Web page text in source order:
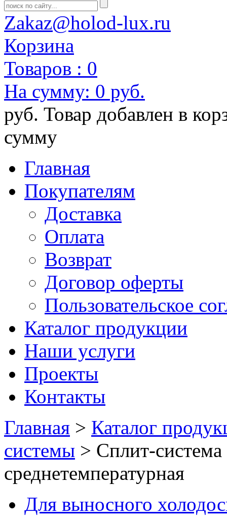
Zakaz@holod-lux.ru
Корзина
Товаров : 0
На сумму: 0 руб.
руб. Товар добавлен в
сумму
Главная
Покупателям
Доставка
Оплата
Возврат
Договор оферты
Пользовательское
Каталог продукции
Наши услуги
Проекты
Контакты
Главная > Каталог
системы > Сплит-
среднетемпературная
Для выносного